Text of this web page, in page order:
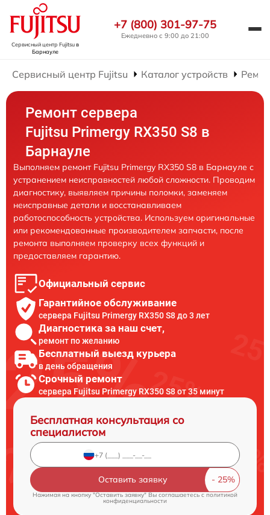
Сервисный центр Fujitsuв
Барнауле
+7 (800) 301-97-75
Ежедневно с 9:00 до 21:00
Сервисный центр Fujitsu Каталог устройств
Ремонт сервера
Fujitsu Primergy RX350 S8 в
Барнауле
Выполняем ремонт Fujitsu Primergy RX350 S8 в Барнауле с
устранением неисправностей любой сложности. Проводим
диагностику, выявляем причины поломки, заменяем
неисправные детали и восстанавливаем
работоспособность устройства. Используем оригинальные
или рекомендованные производителем запчасти, после
ремонта выполняем проверку всех функций и
предоставляем гарантию.
Официальный сервис
Гарантийное обслуживание
сервера Fujitsu Primergy RX350 S8 до 3 лет
Диагностика за наш счет,
ремонт по желанию
Бесплатный выезд курьера
в день обращения
Срочный ремонт
сервера Fujitsu Primergy RX350 S8 от 35 минут
Бесплатная консультация со
специалистом
Оставить заявку
Нажимая на кнопку "Оставить заявку" Вы соглашаетесь cполитикой
конфиденциальности